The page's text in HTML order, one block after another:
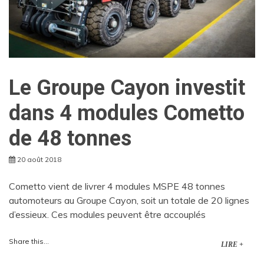
Le Groupe Cayon investit
dans 4 modules Cometto
de 48 tonnes
20 août 2018
Cometto vient de livrer 4 modules MSPE 48 tonnes
automoteurs au Groupe Cayon, soit un totale de 20 lignes
d’essieux. Ces modules peuvent être accouplés
Share this... LIRE +